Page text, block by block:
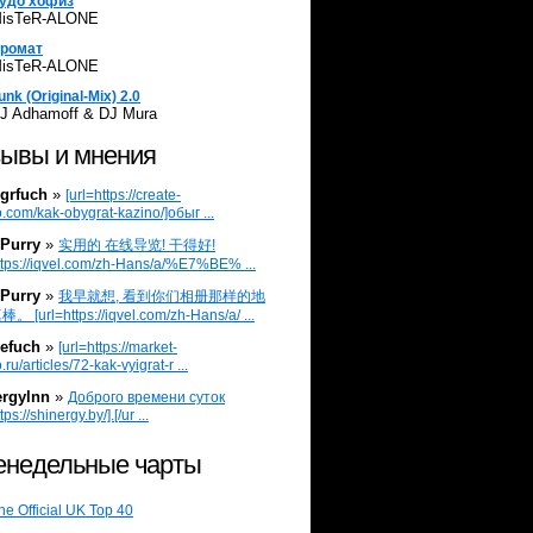
ALONE
ALONE
(Original-Mix) 2.0
Adhamoff & DJ Mura
и мнения
» [url=https://create-
kak-obygrat-kazino/]обыг ...
» 实用的 在线导览! 干得好!
iqvel.com/zh-Hans/a/%E7%BE% ...
» 我早就想, 看到你们相册那样的地
。 [url=https://iqvel.com/zh-Hans/a/ ...
» [url=https://market-
articles/72-kak-vyigrat-r ...
» Доброго времени суток
shinergy.by/].[/ur ...
чарты
Official UK Top 40